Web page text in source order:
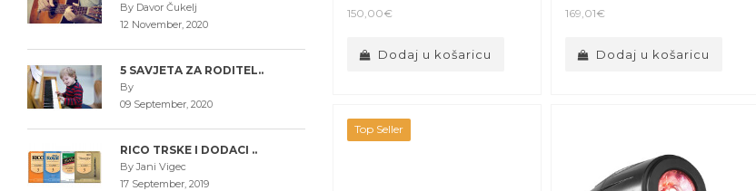
By Davor Čukelj
12 November, 2020
5 SAVJETA ZA RODITEL..
By
09 September, 2020
RICO TRSKE I DODACI ..
By Jani Vigec
17 September, 2019
150,00€
Dodaj u košaricu
169,01€
Dodaj u košaricu
Top Seller